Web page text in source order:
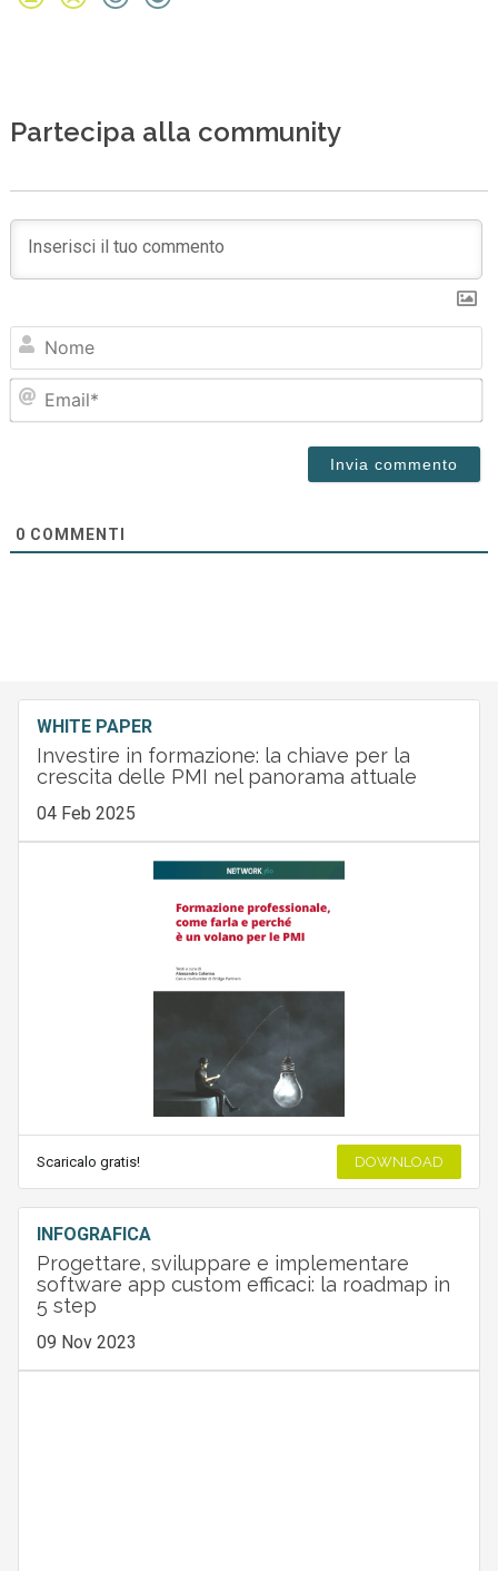
Partecipa alla community
0 COMMENTI
WHITE PAPER
Investire in formazione: la chiave per la
crescita delle PMI nel panorama attuale
04 Feb 2025
Scaricalo gratis! DOWNLOAD
INFOGRAFICA
Progettare, sviluppare e implementare
software app custom efficaci: la roadmap in
5 step
09 Nov 2023